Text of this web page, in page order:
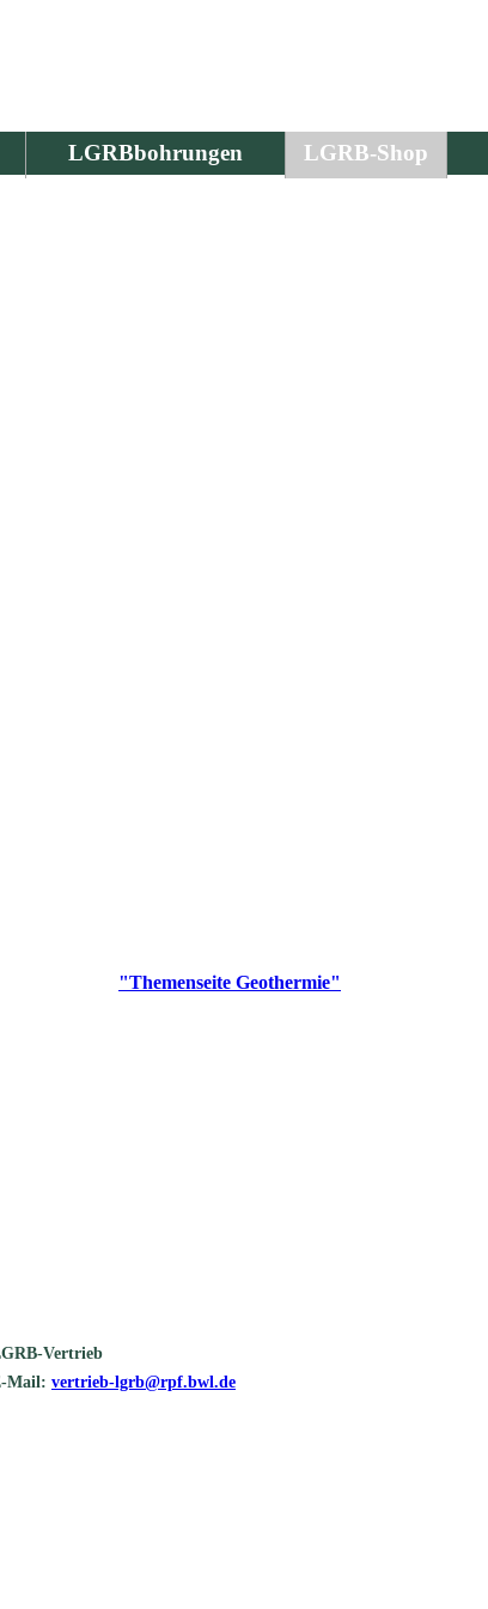
LGRBbohrungen LGRB-Shop
"Themenseite Geothermie"
Vertrieb
Mail: vertrieb-lgrb@rpf.bwl.de